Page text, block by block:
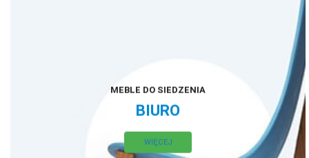
MEBLE DO SIEDZENIA
BIURO
WIĘCEJ